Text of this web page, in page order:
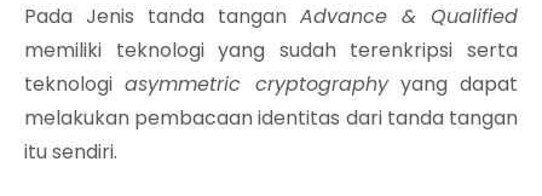
Pada Jenis tanda tangan Advance & Qualified
memiliki teknologi yang sudah terenkripsi serta
teknologiasymmetric cryptographyyang dapat
melakukan pembacaan identitas dari tanda tangan
itu sendiri.